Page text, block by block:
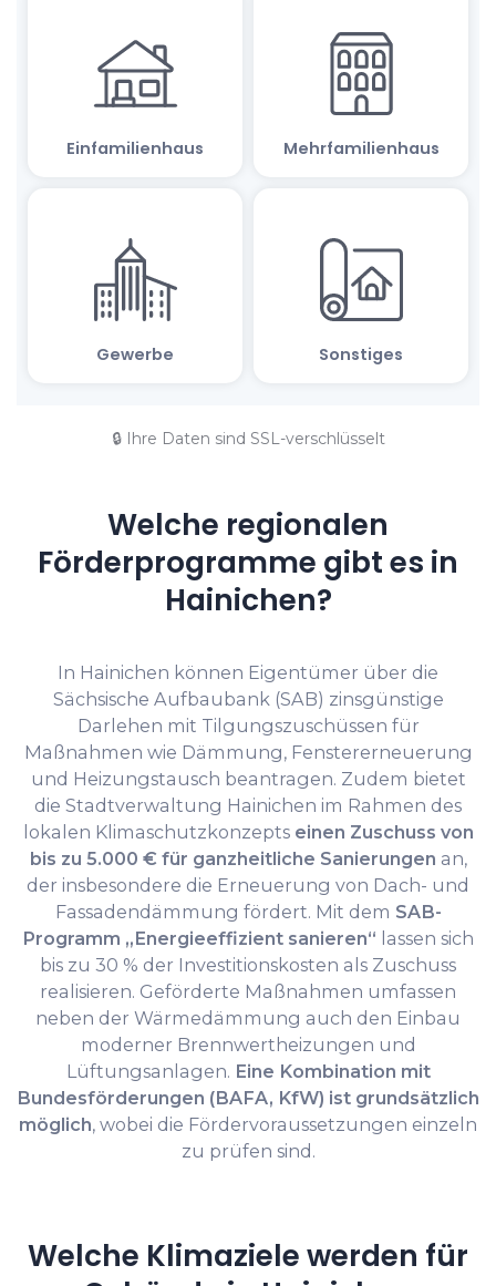
🔒 Ihre Daten sind SSL-verschlüsselt
Welche regionalen
Förderprogramme gibt es in
Hainichen?
In Hainichen können Eigentümer über die
Sächsische Aufbaubank (SAB) zinsgünstige
Darlehen mit Tilgungszuschüssen für
Maßnahmen wie Dämmung, Fenstererneuerung
und Heizungstausch beantragen. Zudem bietet
die Stadtverwaltung Hainichen im Rahmen des
lokalen Klimaschutzkonzepts einen Zuschuss von
bis zu 5.000 € für ganzheitliche Sanierungen an,
der insbesondere die Erneuerung von Dach- und
Fassadendämmung fördert. Mit dem SAB-
Programm „Energieeffizient sanieren“ lassen sich
bis zu 30 % der Investitionskosten als Zuschuss
realisieren. Geförderte Maßnahmen umfassen
neben der Wärmedämmung auch den Einbau
moderner Brennwertheizungen und
Lüftungsanlagen. Eine Kombination mit
Bundesförderungen (BAFA, KfW) ist grundsätzlich
möglich, wobei die Fördervoraussetzungen einzeln
zu prüfen sind.
Welche Klimaziele werden für